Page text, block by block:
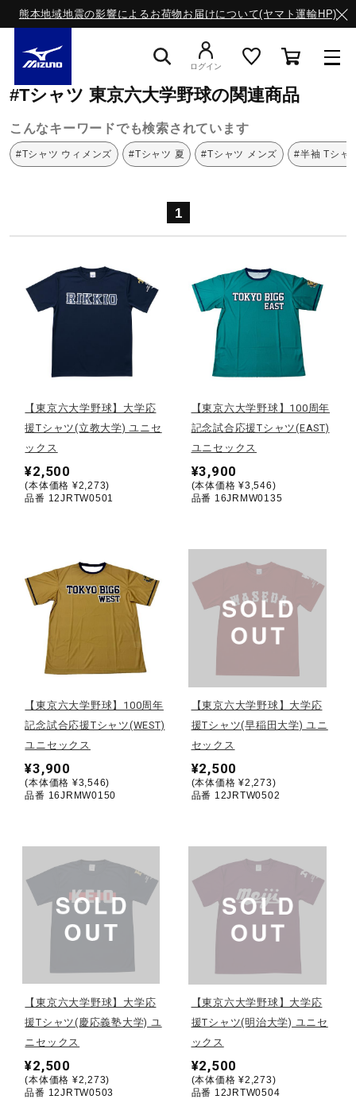
熊本地域地震の影響によるお荷物お届けについて(ヤマト運輸HP)
ライフスタイルウエア
サッカー／フットサル
トレーニング
野球
バレーボール
テニス／ソフトテニス
陸上競技
ソフトボール
柔道
ウィンタースポーツ
ワーキング
ウォーキングシューズ
ログイン
ミズノ公式オンライン 東京六大学野球
#Tシャツ 東京六大学野球の関連商品
こんなキーワードでも検索されています
#Tシャツ ウィメンズ #Tシャツ 夏 #Tシャツ メンズ #半袖 Tシャ
1
【東京六大学野球】大学応
援Tシャツ(立教大学) ユニセ
ックス
¥2,500
(本体価格 ¥2,273)
品番 12JRTW0501
【東京六大学野球】100周年
記念試合応援Tシャツ(EAST)
ユニセックス
¥3,900
(本体価格 ¥3,546)
品番 16JRMW0135
【東京六大学野球】100周年
記念試合応援Tシャツ(WEST)
ユニセックス
¥3,900
(本体価格 ¥3,546)
品番 16JRMW0150
【東京六大学野球】大学応
援Tシャツ(早稲田大学) ユニ
セックス
¥2,500
(本体価格 ¥2,273)
品番 12JRTW0502
【東京六大学野球】大学応
援Tシャツ(慶応義塾大学) ユ
ニセックス
¥2,500
(本体価格 ¥2,273)
品番 12JRTW0503
【東京六大学野球】大学応
援Tシャツ(明治大学) ユニセ
ックス
¥2,500
(本体価格 ¥2,273)
品番 12JRTW0504